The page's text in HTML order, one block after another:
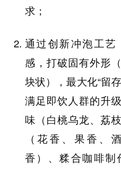
求；
通过创新冲泡工
感，打破固有外形
块状），最大化“留
满足即饮人群的升
味（白桃乌龙、荔
（花香、果香、
香）、糅合咖啡